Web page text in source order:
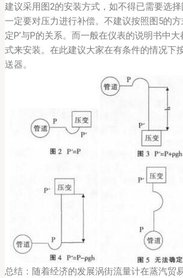
建议采用图2的安装方式，如不得已需要选
一定要对压力进行补偿。不建议按照图5的
定P’与P的关系。而一般在仪表的说明书中
式来安装。在此建议大家在有条件的情况下
送器。
总结：随着经济的发展涡街流量计在蒸汽贸